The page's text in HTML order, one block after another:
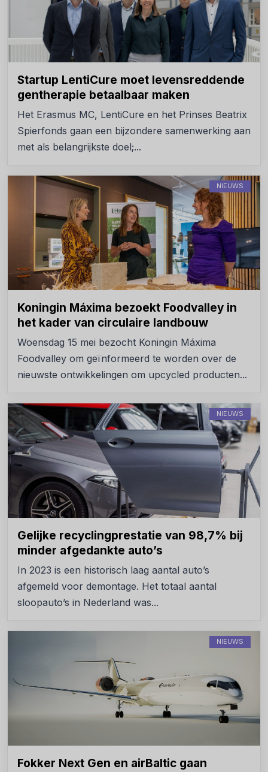
Startup LentiCure moet levensreddende
gentherapie betaalbaar maken
Het Erasmus MC, LentiCure en het Prinses Beatrix
Spierfonds gaan een bijzondere samenwerking aan
met als belangrijkste doel;...
NIEUWS
Koningin Máxima bezoekt Foodvalley in
het kader van circulaire landbouw
Woensdag 15 mei bezocht Koningin Máxima
Foodvalley om geïnformeerd te worden over de
nieuwste ontwikkelingen om upcycled producten...
NIEUWS
Gelijke recyclingprestatie van 98,7% bij
minder afgedankte auto’s
In 2023 is een historisch laag aantal auto’s
afgemeld voor demontage. Het totaal aantal
sloopauto’s in Nederland was...
NIEUWS
Fokker Next Gen en airBaltic gaan